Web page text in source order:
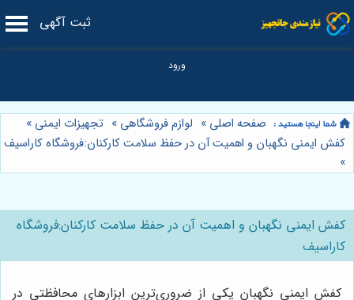
ثبت آگهی
صفحه اصلی » لوازم فروشگاهی » تجهیزات ایمنی »
کفش ایمنی نگهبان و اهمیت آن در حفظ سلامت کارکنان:فروشگاه کاراسیف
»
کفش ایمنی نگهبان و اهمیت آن در حفظ سلامت کارکنان:فروشگاه
کاراسیف
کفش ایمنی نگهبان یکی از ضروری‌ترین ابزارهای محافظتی در